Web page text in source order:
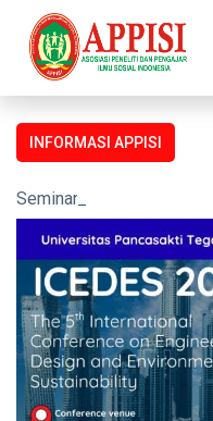
INFORMASI APPISI
Seminar dan Prosiding